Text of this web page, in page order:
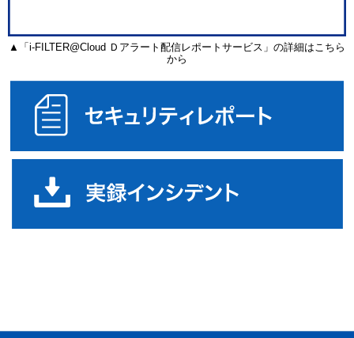
▲「i-FILTER@Cloud Ｄアラート配信レポートサービス」の詳細はこちら
から